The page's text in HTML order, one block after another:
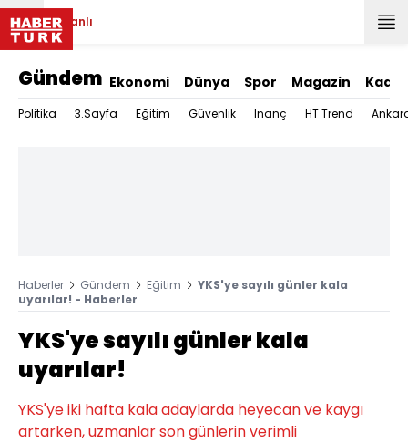
Canlı
Gündem Ekonomi Dünya Spor Magazin Kadın
Politika 3.Sayfa Eğitim Güvenlik İnanç HT Trend
Haberler Gündem Eğitim
YKS'ye sayılı günler kala
uyarılar! - Haberler
YKS'ye sayılı günler kala
uyarılar!
YKS'ye iki hafta kala adaylarda heyecan ve kaygı
artarken, uzmanlar son günlerin verimli